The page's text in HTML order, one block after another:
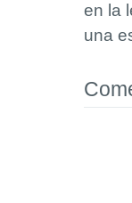
en la
una